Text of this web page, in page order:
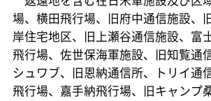
場、横田飛行場、旧府中通信施設、
岸住宅地区、旧上瀬谷通信施設、富
飛行場、佐世保海軍施設、旧知覧通
シュワブ、旧恩納通信所、トリイ通
飛行場、嘉手納飛行場、旧キャンプ